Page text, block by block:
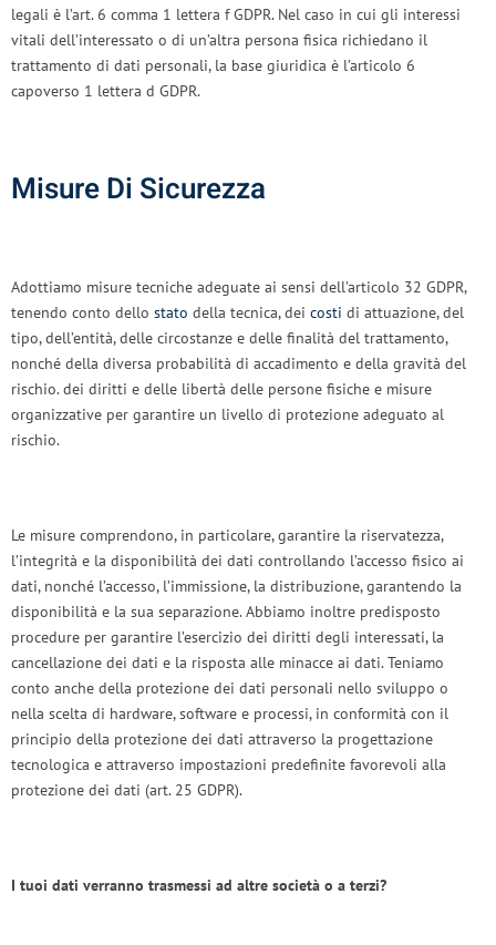
legali è l’art. 6 comma 1 lettera f GDPR. Nel caso in cui gli interessi
vitali dell’interessato o di un’altra persona fisica richiedano il
trattamento di dati personali, la base giuridica è l’articolo 6
capoverso 1 lettera d GDPR.
Misure Di Sicurezza
Adottiamo misure tecniche adeguate ai sensi dell’articolo 32 GDPR,
tenendo conto dello stato della tecnica, dei costi di attuazione, del
tipo, dell’entità, delle circostanze e delle finalità del trattamento,
nonché della diversa probabilità di accadimento e della gravità del
rischio. dei diritti e delle libertà delle persone fisiche e misure
organizzative per garantire un livello di protezione adeguato al
rischio.
Le misure comprendono, in particolare, garantire la riservatezza,
l’integrità e la disponibilità dei dati controllando l’accesso fisico ai
dati, nonché l’accesso, l’immissione, la distribuzione, garantendo la
disponibilità e la sua separazione. Abbiamo inoltre predisposto
procedure per garantire l’esercizio dei diritti degli interessati, la
cancellazione dei dati e la risposta alle minacce ai dati. Teniamo
conto anche della protezione dei dati personali nello sviluppo o
nella scelta di hardware, software e processi, in conformità con il
principio della protezione dei dati attraverso la progettazione
tecnologica e attraverso impostazioni predefinite favorevoli alla
protezione dei dati (art. 25 GDPR).
I tuoi dati verranno trasmessi ad altre società o a terzi?